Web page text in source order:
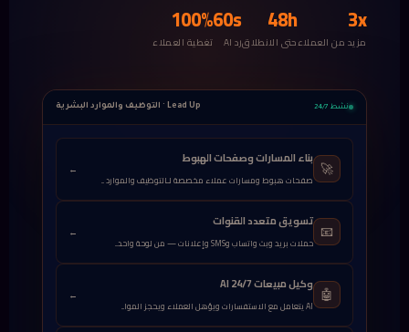
3x
مزيد من العملاء
48h
حتى الانطلاق
60s
رد AI
100%
تغطية العملاء
Lead Up · التوظيف والموارد البشرية نشط 24/7
←
بناء المسارات وصفحات الهبوط
صفحات هبوط ومسارات عملاء مخصصة لـالتوظيف والموارد ... 🚀
←
تسويق متعدد القنوات
حملات بريد وبث واتساب وSMS وإعلانات — من لوحة واحد... 📧
←
وكيل مبيعات AI 24/7
AI يتعامل مع الاستفسارات ويؤهل العملاء ويحجز الموا... 🤖